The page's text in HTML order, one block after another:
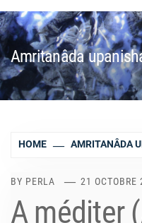
Amritanâda
HOME AMRITANÂDA
BY PERLA 21 OCTOBRE
A méditer